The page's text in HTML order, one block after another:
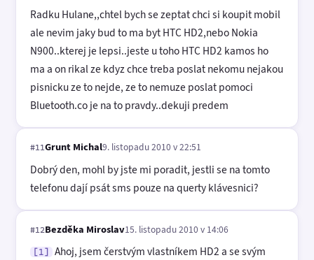
Radku Hulane,,chtel bych se zeptat chci si koupit mobil
ale nevim jaky bud to ma byt HTC HD2,nebo Nokia
N900..kterej je lepsi..jeste u toho HTC HD2 kamos ho
ma a on rikal ze kdyz chce treba poslat nekomu nejakou
pisnicku ze to nejde, ze to nemuze poslat pomoci
Bluetooth.co je na to pravdy..dekuji predem
#11Grunt Michal9. listopadu 2010 v 22:51
Dobrý den, mohl by jste mi poradit, jestli se na tomto
telefonu dají psát sms pouze na querty klávesnici?
#12Bezděka Miroslav15. listopadu 2010 v 14:06
[1]
Ahoj, jsem čerstvým vlastníkem HD2 a se svým